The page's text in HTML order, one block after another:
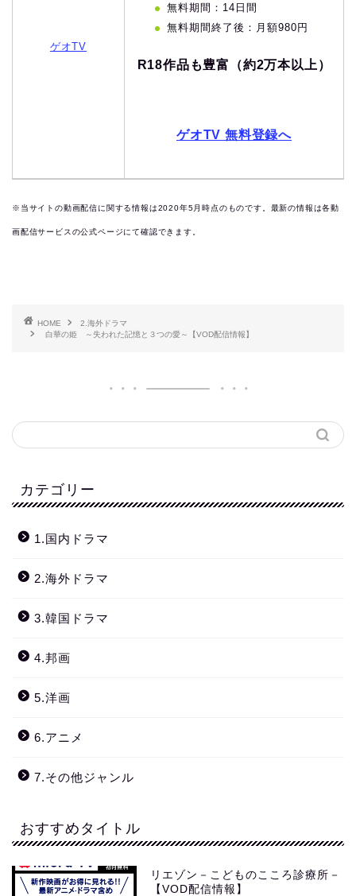
ゲオTV
無料期間：14日間
無料期間終了後：月額980円
R18作品も豊富（約2万本以上）
ゲオTV 無料登録へ
※当サイトの動画配信に関する情報は2020年5月時点のものです。最新の情報は各動
画配信サービスの公式ページにて確認できます。
HOME
2.海外ドラマ
白華の姫 ～失われた記憶と３つの愛～【VOD配信情報】
カテゴリー
1.国内ドラマ
2.海外ドラマ
3.韓国ドラマ
4.邦画
5.洋画
6.アニメ
7.その他ジャンル
おすすめタイトル
リエゾン－こどものこころ診療所－
【VOD配信情報】